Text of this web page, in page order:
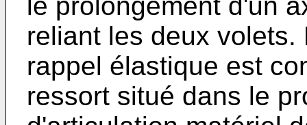
reliant les deux
rappel élastique est
ressort situé dans le